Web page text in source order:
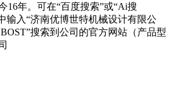
16年。可在“百度搜索”或“Ai搜
输入“济南优博世特机械设计有限公
搜索到公司的官方网站（产品型